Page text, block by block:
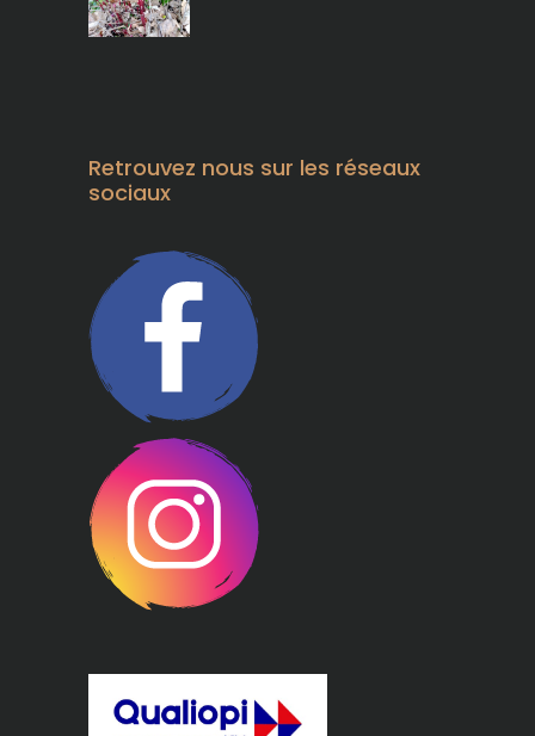
Retrouvez nous sur les réseaux
sociaux